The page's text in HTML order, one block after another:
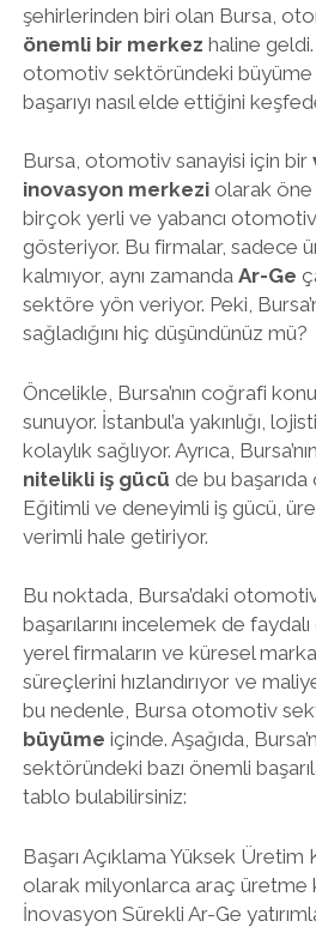
şehirlerinden biri olan Bursa,
önemli bir merkez haline geldi.
otomotiv sektöründeki büyüme
başarıyı nasıl elde ettiğini
Bursa, otomotiv sanayisi için bir
inovasyon merkeziolarak öne
birçok yerli ve yabancı
gösteriyor. Bu firmalar, sadece
kalmıyor, aynı zamanda Ar-Ge
sektöre yön veriyor. Peki,
sağladığını hiç düşündünüz mü?
Öncelikle, Bursa’nın coğrafi
sunuyor. İstanbul’a yakınlığı,
kolaylık sağlıyor. Ayrıca,
nitelikli iş gücü de bu
Eğitimli ve deneyimli iş gücü,
verimli hale getiriyor.
Bu noktada, Bursa’daki otomotiv
başarılarını incelemek de
yerel firmaların ve küresel
süreçlerini hızlandırıyor ve
bu nedenle, Bursa otomotiv
büyüme içinde. Aşağıda,
sektöründeki bazı önemli
tablo bulabilirsiniz:
Başarı Açıklama Yüksek Üretim
olarak milyonlarca araç üretme
İnovasyon Sürekli Ar-Ge